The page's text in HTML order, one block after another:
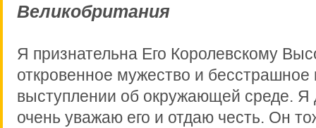
Великобритания
Я признательна Его Королевскому
откровенное мужество и бесстрашное
выступлении об окружающей среде. Я
очень уважаю его и отдаю честь. Он